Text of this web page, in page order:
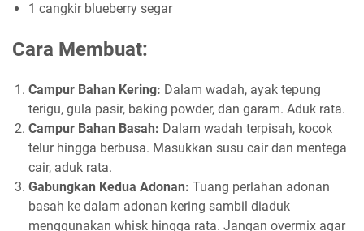
1 cangkir blueberry segar
Cara Membuat:
Campur Bahan Kering: Dalam wadah, ayak tepung
terigu, gula pasir, baking powder, dan garam. Aduk rata.
Campur Bahan Basah: Dalam wadah terpisah, kocok
telur hingga berbusa. Masukkan susu cair dan mentega
cair, aduk rata.
Gabungkan Kedua Adonan: Tuang perlahan adonan
basah ke dalam adonan kering sambil diaduk
menggunakan whisk hingga rata. Jangan overmix agar